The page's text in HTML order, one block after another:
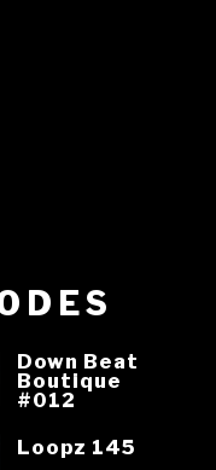
Down Beat
Boutique
#012
Loopz 145